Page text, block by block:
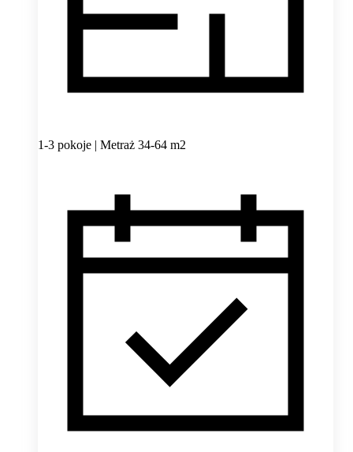
1-3 pokoje | Metraż 34-64 m2